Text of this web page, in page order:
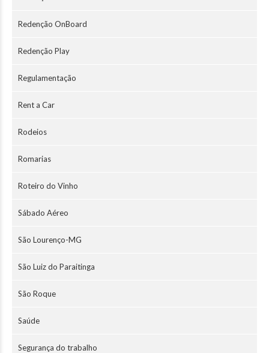
Redenção OnBoard
Redenção Play
Regulamentação
Rent a Car
Rodeios
Romarias
Roteiro do Vinho
Sábado Aéreo
São Lourenço-MG
São Luiz do Paraitinga
São Roque
Saúde
Segurança do trabalho